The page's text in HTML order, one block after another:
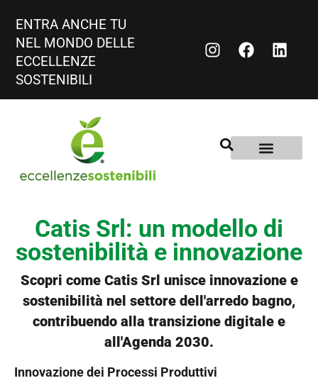
ENTRA ANCHE TU
NEL MONDO DELLE
ECCELLENZE
SOSTENIBILI
Catis Srl: un modello di
sostenibilità e innovazione
Scopri come Catis Srl unisce innovazione e
sostenibilità nel settore dell'arredo bagno,
contribuendo alla transizione digitale e
all'Agenda 2030.
Innovazione dei Processi Produttivi